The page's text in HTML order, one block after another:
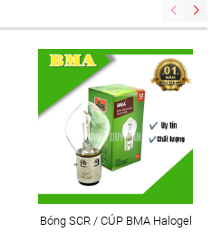
Bóng SCR / CÚP BMA Halogel